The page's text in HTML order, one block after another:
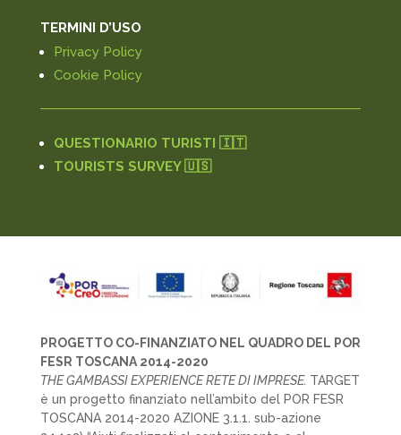
TERMINI D’USO
Privacy Policy
Cookie Policy
QUESTIONARIO TURISTI 🇮🇹
TOURISTS SURVEY 🇺🇸
PROGETTO CO-FINANZIATO NEL QUADRO DEL POR
FESR TOSCANA 2014-2020
THE GAMBASSI EXPERIENCE RETE DI IMPRESE. TARGET
è un progetto finanziato nell’ambito del POR FESR
TOSCANA 2014-2020 AZIONE 3.1.1. sub-azione